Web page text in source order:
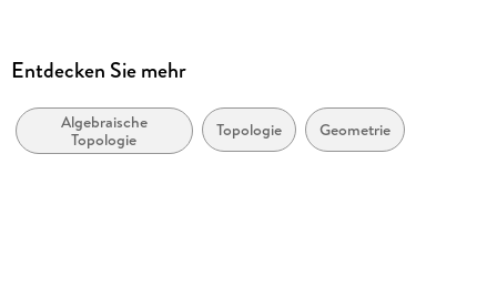
Ralph Stöcker, Heiner Zieschang
Vieweg+Teubner Verlag
Originalsprache
Entdecken Sie mehr
Algebraische
Topologie
Topologie Geometrie